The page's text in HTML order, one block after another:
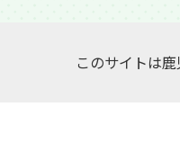
このサイトは